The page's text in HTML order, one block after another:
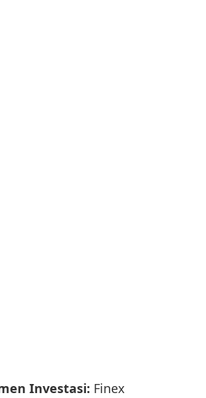
Investasi: Finex